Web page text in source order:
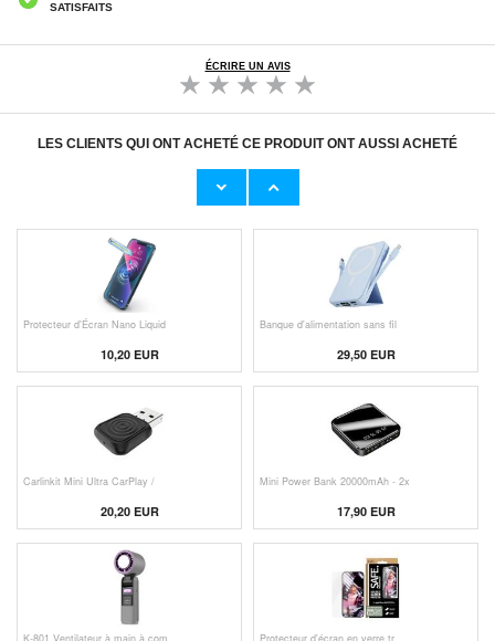
SATISFAITS
ÉCRIRE UN AVIS
LES CLIENTS QUI ONT ACHETÉ CE PRODUIT ONT AUSSI ACHETÉ
Câble Apple Lightning d'Origin
Protecteur d'Écran Nano Liquid
10,20 EUR
Banque d'alimentation sans fil
29,50 EUR
Carlinkit Mini Ultra CarPlay /
20,20 EUR
Mini Power Bank 20000mAh - 2x
17,90 EUR
K-801 Ventilateur à main à com Protecteur d'écran en verre tr